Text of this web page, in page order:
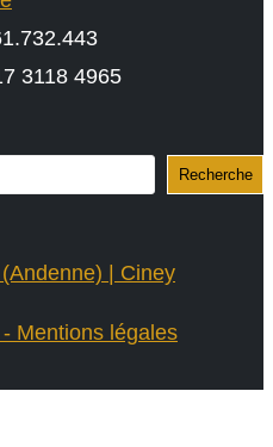
3118 4965
Recherche
| Ciney
Mentions légales